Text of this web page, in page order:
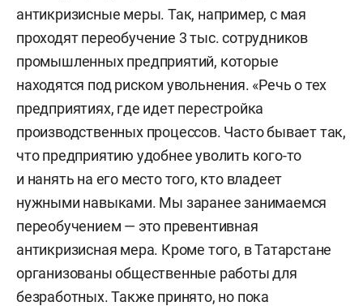
антикризисные меры. Так, например, с мая
проходят переобучение 3 тыс. сотрудников
промышленных предприятий, которые
находятся под риском увольнения. «Речь о тех
предприятиях, где идет перестройка
производственных процессов. Часто бывает так,
что предприятию удобнее уволить кого-то
и нанять на его место того, кто владеет
нужными навыками. Мы заранее занимаемся
переобучением — это превентивная
антикризисная мера. Кроме того, в Татарстане
организованы общественные работы для
безработных. Также принято, но пока